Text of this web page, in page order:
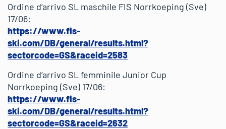
Ordine d’arrivo SL maschile FIS Norrkoeping (Sve)
17/06:
https://www.fis-
ski.com/DB/general/results.html?
sectorcode=GS&raceid=2583
Ordine d’arrivo SL femminile Junior Cup
Norrkoeping (Sve) 17/06:
https://www.fis-
ski.com/DB/general/results.html?
sectorcode=GS&raceid=2632